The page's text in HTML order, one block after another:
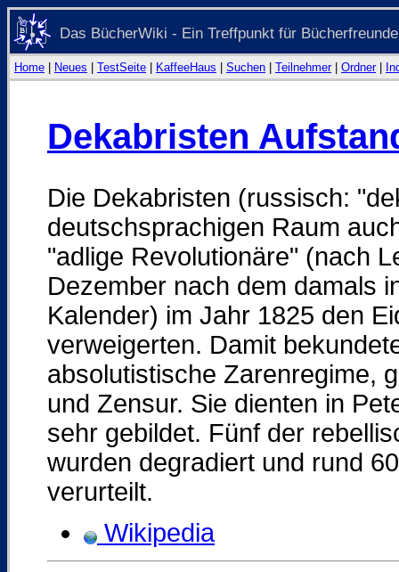
Das BücherWiki - Ein Treffpunkt für Bücherfreunde
Home Neues TestSeite KaffeeHaus Suchen Teilnehmer| Ordner|
Dekabristen
Die Dekabristen (russisch:
deutschsprachigen Raum
"adlige Revolutionäre" (nach
Dezember nach dem damals
Kalender) im Jahr 1825 den
verweigerten. Damit
absolutistische Zarenregime,
und Zensur. Sie dienten in
sehr gebildet. Fünf der
wurden degradiert und rund
verurteilt.
Wikipedia